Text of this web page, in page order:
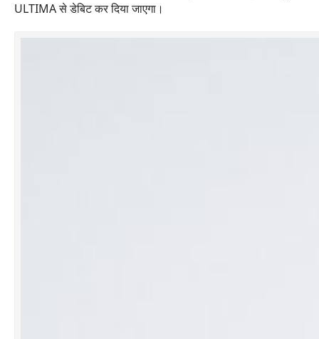
ULTIMA से डेबिट कर दिया जाएगा।